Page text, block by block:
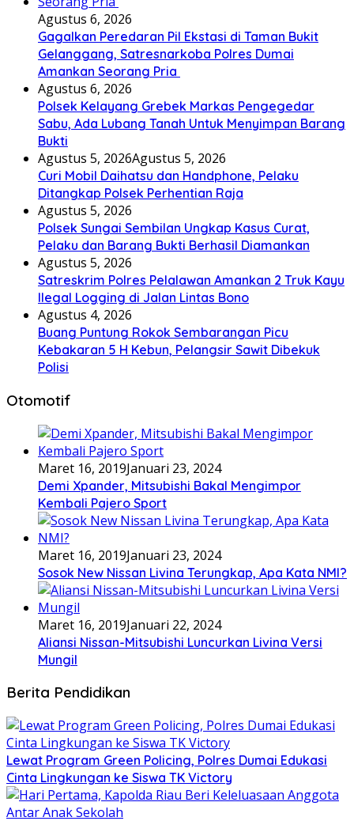
Agustus 6, 2026
Gagalkan Peredaran Pil Ekstasi di Taman Bukit
Gelanggang, Satresnarkoba Polres Dumai
Amankan Seorang Pria
Agustus 6, 2026
Polsek Kelayang Grebek Markas Pengegedar
Sabu, Ada Lubang Tanah Untuk Menyimpan Barang
Bukti
Agustus 5, 2026Agustus 5, 2026
Curi Mobil Daihatsu dan Handphone, Pelaku
Ditangkap Polsek Perhentian Raja
Agustus 5, 2026
Polsek Sungai Sembilan Ungkap Kasus Curat,
Pelaku dan Barang Bukti Berhasil Diamankan
Agustus 5, 2026
Satreskrim Polres Pelalawan Amankan 2 Truk Kayu
Ilegal Logging di Jalan Lintas Bono
Agustus 4, 2026
Buang Puntung Rokok Sembarangan Picu
Kebakaran 5 H Kebun, Pelangsir Sawit Dibekuk
Polisi
Otomotif
Maret 16, 2019Januari 23, 2024
Demi Xpander, Mitsubishi Bakal Mengimpor
Kembali Pajero Sport
Maret 16, 2019Januari 23, 2024
Sosok New Nissan Livina Terungkap, Apa Kata NMI?
Maret 16, 2019Januari 22, 2024
Aliansi Nissan-Mitsubishi Luncurkan Livina Versi
Mungil
Berita Pendidikan
Lewat Program Green Policing, Polres Dumai Edukasi
Cinta Lingkungan ke Siswa TK Victory